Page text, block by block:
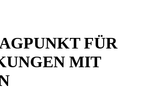
FÜR
MIT